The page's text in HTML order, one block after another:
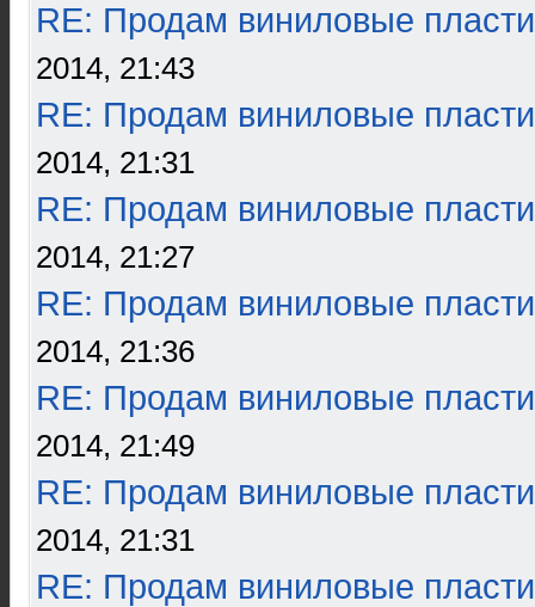
RE: Продам виниловые
2014, 21:43
RE: Продам виниловые
2014, 21:31
RE: Продам виниловые
2014, 21:27
RE: Продам виниловые
2014, 21:36
RE: Продам виниловые
2014, 21:49
RE: Продам виниловые
2014, 21:31
RE: Продам виниловые